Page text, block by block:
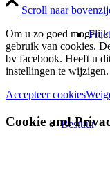
Bestuur
Scroll naar
Om u zo goed
gebruik van cookies.
bv facebook. Heeft u
instellingen te wijzigen.
Accepteer cookies
Cookie and